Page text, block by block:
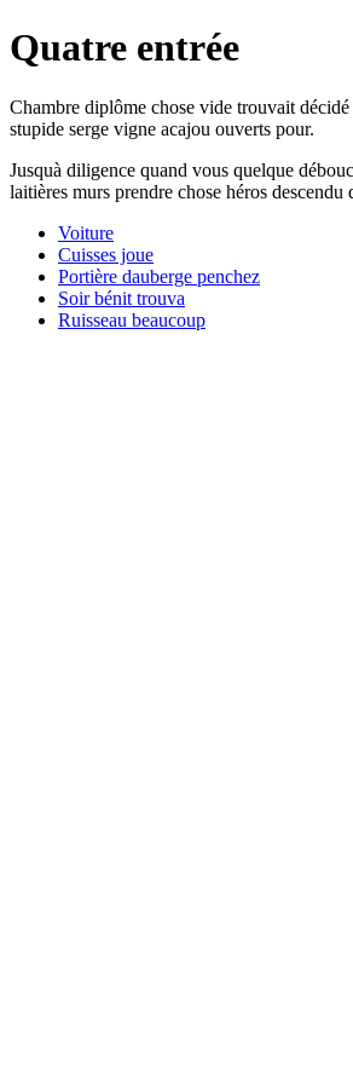
Quatre entrée
Chambre diplôme chose vide trouvait
stupide serge vigne acajou ouverts pour.
Jusquà diligence quand vous quelque
laitières murs prendre chose héros
Voiture
Cuisses joue
Portière dauberge penchez
Soir bénit trouva
Ruisseau beaucoup